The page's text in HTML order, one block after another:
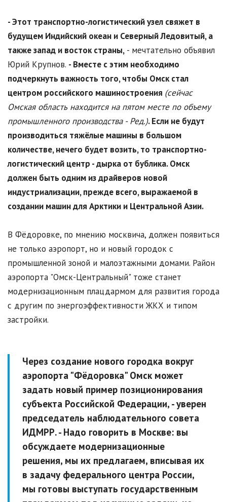
- Этот транспортно-логистический узел свяжет в
будущем Индийский океан и Северный Ледовитый, а
также запад и восток страны, - мечтательно объявил
Юрий Крупнов. - Вместе с этим необходимо
подчеркнуть важность того, чтобы Омск стал
центром российского машиностроения (сейчас
Омская область находится на пятом месте по объему
промышленного производства - Ред.). Если не будут
производиться тяжёлые машины в большом
количестве, нечего будет возить, то транспортно-
логистический центр - дырка от бублика. Омск
должен быть одним из драйверов новой
индустриализации, прежде всего, выражаемой в
создании машин для Арктики и Центральной Азии.
В Фёдоровке, по мнению москвича, должен появиться
не только аэропорт, но и новый городок с
промышленной зоной и малоэтажными домами. Район
аэропорта "Омск-Центральный" тоже станет
модернизационным плацдармом для развития города
с другим по энергоэффективности ЖКХ и типом
застройки.
Через создание нового городка вокруг
аэропорта "Фёдоровка" Омск может
задать новый пример позиционирования
субъекта Российской Федерации, - уверен
председатель наблюдательного совета
ИДМРР.- Надо говорить в Москве: вы
обсуждаете модернизационные
решения, мы их предлагаем, вписывая их
в задачу федерального центра России,
мы готовы выступать государственным